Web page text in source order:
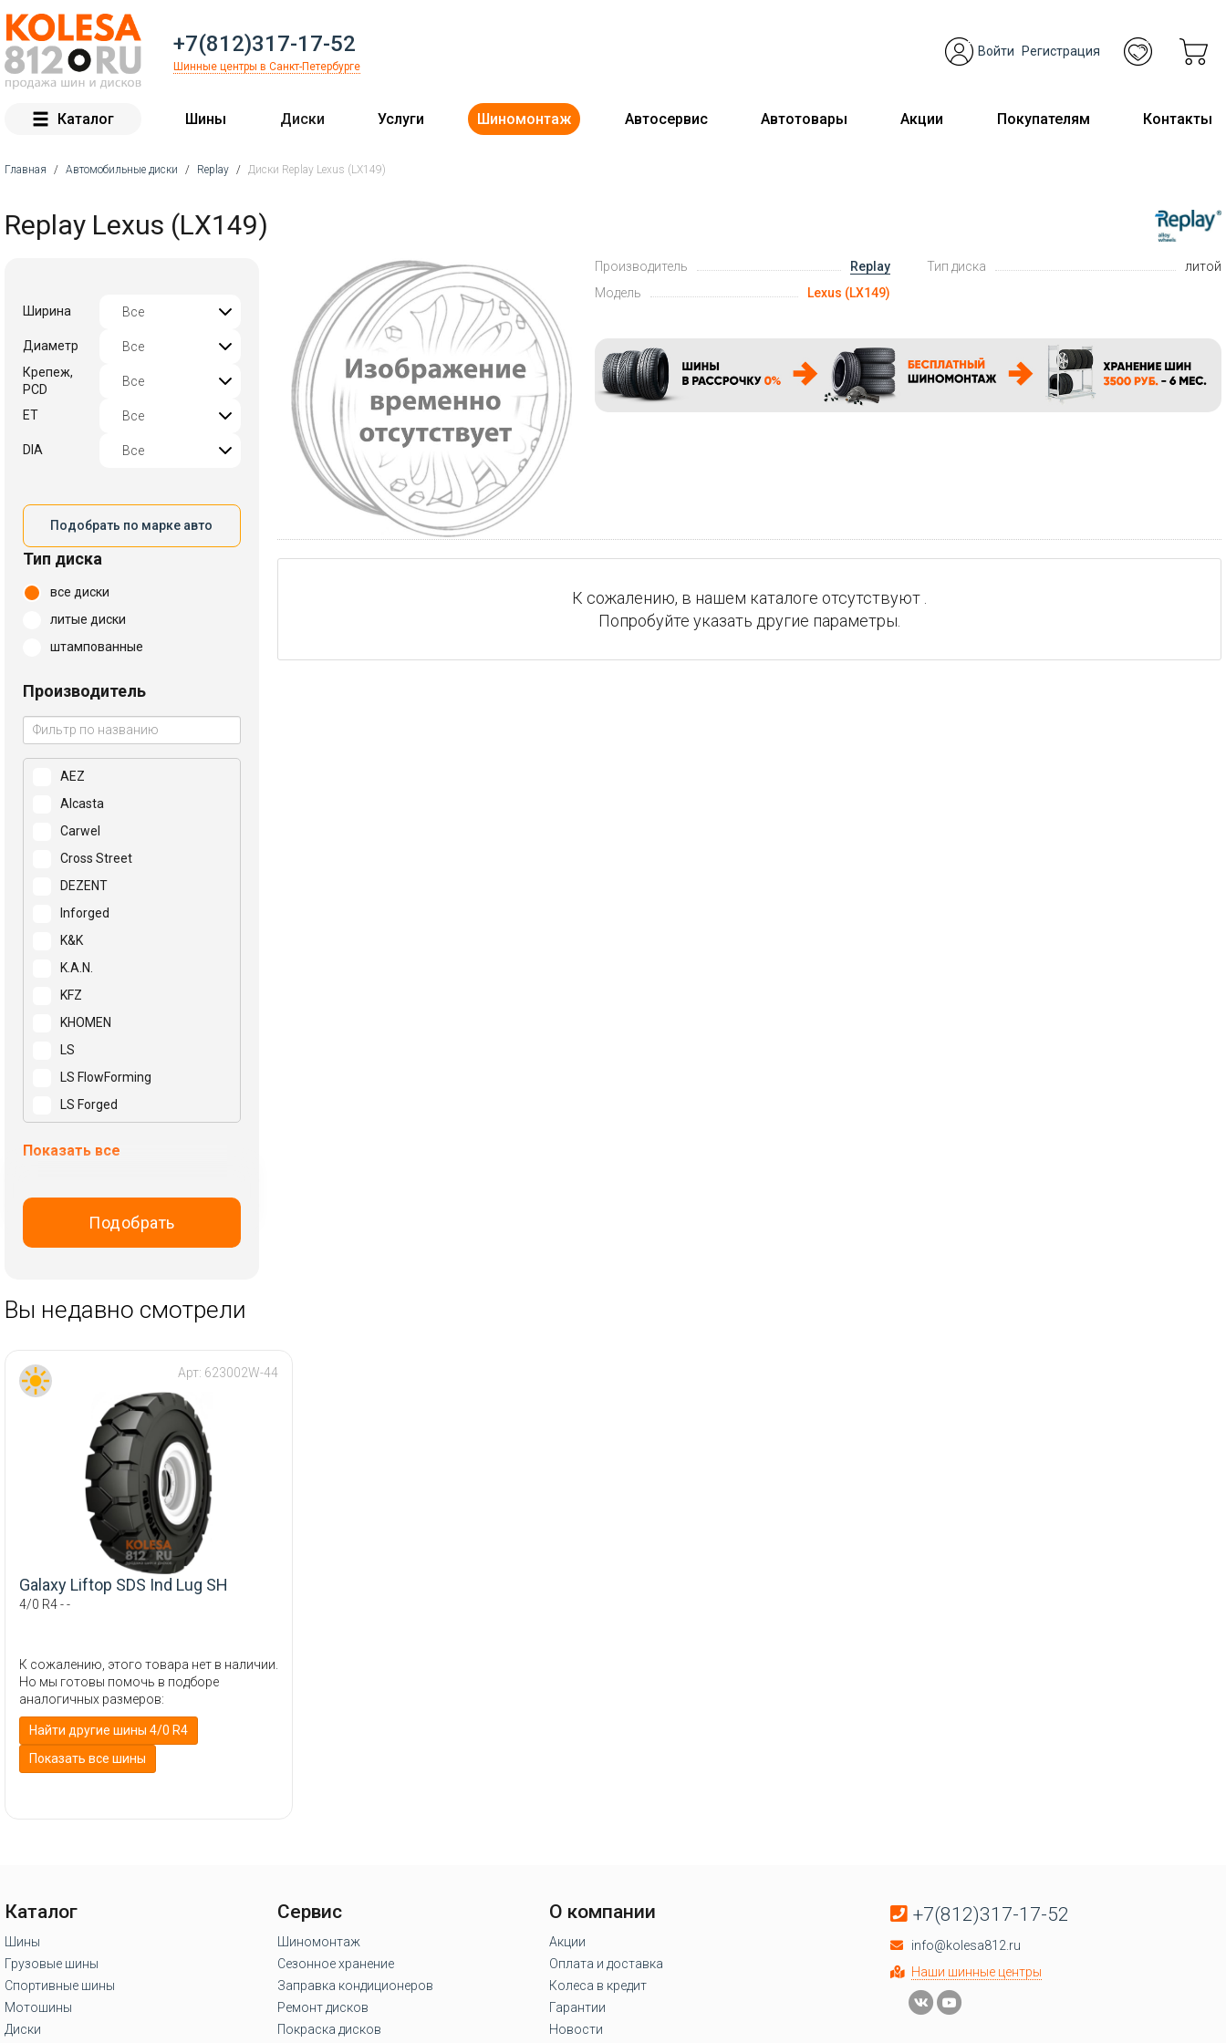
+7(812)317-17-52
Шинные центры в Санкт-Петербурге
Войти Регистрация
Каталог Шины Диски Услуги Шиномонтаж Автосервис Автотовары Акции Покупателям Контакты
Главная / Автомобильные диски / Replay / Диски Replay Lexus (LX149)
Replay Lexus (LX149)
Ширина
Диаметр
Крепеж,
PCD
ET
DIA
Подобрать по марке авто
Тип диска
все диски
литые диски
штампованные
Производитель
AEZ
Alcasta
Carwel
Cross Street
DEZENT
Inforged
K&K
K.A.N.
KFZ
KHOMEN
LS
LS FlowForming
LS Forged
N2O
Trebl
Скад
ТЗСК
Показать все
Подобрать
Производитель
Replay
Модель
Lexus (LX149)
Тип диска литой
К сожалению, в нашем каталоге отсутствуют .
Попробуйте указать другие параметры.
Вы недавно смотрели
Арт: 623002W-44
Galaxy Liftop SDS Ind Lug SH
4/0 R4 - -
К сожалению, этого товара нет в наличии.
Но мы готовы помочь в подборе
аналогичных размеров:
Найти другие шины 4/0 R4
Показать все шины
Каталог
Шины
Грузовые шины
Спортивные шины
Мотошины
Диски
Сервис
Шиномонтаж
Сезонное хранение
Заправка кондиционеров
Ремонт дисков
Покраска дисков
О компании
Акции
Оплата и доставка
Колеса в кредит
Гарантии
Новости
+7(812)317-17-52
info@kolesa812.ru
Наши шинные центры